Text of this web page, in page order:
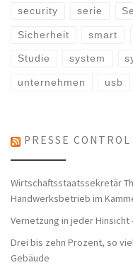
security serie
Sicherheit smart
Studie system
unternehmen usb
PRESSE CONTROL
Wirtschaftsstaatssekretär
Handwerksbetrieb im
Vernetzung in jeder
Drei bis zehn Prozent, so
Gebäude